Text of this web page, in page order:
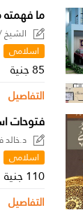
ما فهمته
اسلامى
85 جنية
التفاصيل
فتوحات
اسلامى
110 جنية
التفاصيل